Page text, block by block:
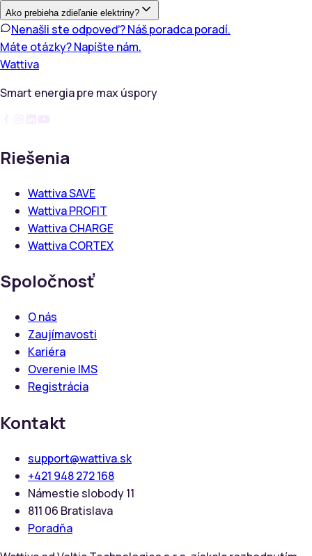
Ako prebieha zdieľanie elektriny?
Nenašli ste odpoveď? Náš poradca poradí.
Máte otázky? Napíšte nám.
Wattiva
Smart energia pre max úspory
Riešenia
Wattiva SAVE
Wattiva PROFIT
Wattiva CHARGE
Wattiva CORTEX
Spoločnosť
O nás
Zaujímavosti
Kariéra
Overenie IMS
Registrácia
Kontakt
support@wattiva.sk
+421 948 272 168
Námestie slobody 11
811 06 Bratislava
Poradňa